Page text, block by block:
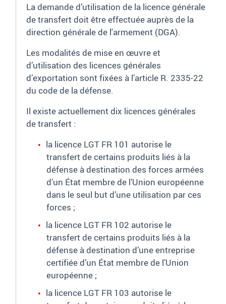
La demande d’utilisation de la licence générale
de transfert doit être effectuée auprès de la
direction générale de l'armement (DGA).
Les modalités de mise en œuvre et
d’utilisation des licences générales
d’exportation sont fixées à l’article R. 2335-22
du code de la défense.
Il existe actuellement dix licences générales
de transfert :
la licence LGT FR 101 autorise le
transfert de certains produits liés à la
défense à destination des forces armées
d’un État membre de l’Union européenne
dans le seul but d’une utilisation par ces
forces ;
la licence LGT FR 102 autorise le
transfert de certains produits liés à la
défense à destination d’une entreprise
certifiée d’un État membre de l’Union
européenne ;
la licence LGT FR 103 autorise le